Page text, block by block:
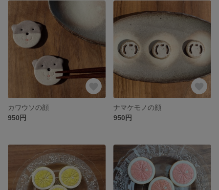
カワウソの顔
950円
ナマケモノの顔
950円